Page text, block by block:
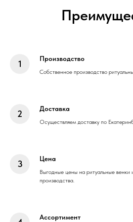
Производство
Собственное производство
Доставка
Осуществляем доставку по
Цена
Выгодные цены на ритуальные венки
производства.
Ассортимент